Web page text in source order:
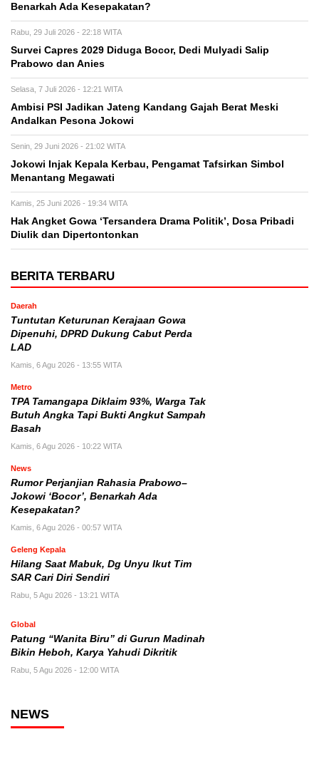
Benarkah Ada Kesepakatan?
Rabu, 29 Juli 2026 - 22:18 WITA
Survei Capres 2029 Diduga Bocor, Dedi Mulyadi Salip
Prabowo dan Anies
Selasa, 7 Juli 2026 - 12:21 WITA
Ambisi PSI Jadikan Jateng Kandang Gajah Berat Meski
Andalkan Pesona Jokowi
Senin, 29 Juni 2026 - 21:02 WITA
Jokowi Injak Kepala Kerbau, Pengamat Tafsirkan Simbol
Menantang Megawati
Kamis, 25 Juni 2026 - 19:34 WITA
Hak Angket Gowa ‘Tersandera Drama Politik’, Dosa Pribadi
Diulik dan Dipertontonkan
BERITA TERBARU
Daerah
Tuntutan Keturunan Kerajaan Gowa
Dipenuhi, DPRD Dukung Cabut Perda
LAD
Kamis, 6 Agu 2026 - 13:55 WITA
Metro
TPA Tamangapa Diklaim 93%, Warga Tak
Butuh Angka Tapi Bukti Angkut Sampah
Basah
Kamis, 6 Agu 2026 - 10:22 WITA
News
Rumor Perjanjian Rahasia Prabowo–
Jokowi ‘Bocor’, Benarkah Ada
Kesepakatan?
Kamis, 6 Agu 2026 - 00:57 WITA
Geleng Kepala
Hilang Saat Mabuk, Dg Unyu Ikut Tim
SAR Cari Diri Sendiri
Rabu, 5 Agu 2026 - 13:21 WITA
Global
Patung “Wanita Biru” di Gurun Madinah
Bikin Heboh, Karya Yahudi Dikritik
Rabu, 5 Agu 2026 - 12:00 WITA
NEWS